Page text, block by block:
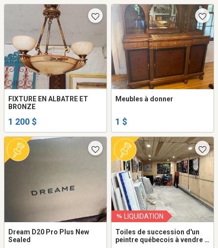
FIXTURE EN ALBATRE ET
BRONZE
1 200 $
Meubles à donner
1 $
Dream D20 Pro Plus New
Sealed
LIQUIDATION
Toiles de succession d'un
peintre québecois à vendre à